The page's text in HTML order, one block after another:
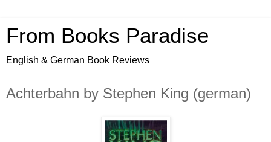
From Books Paradise
English & German Book Reviews
Achterbahn by Stephen King (german)